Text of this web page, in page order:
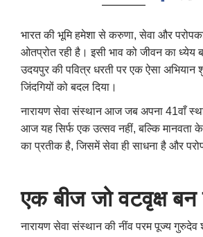
भारत की भूमि हमेशा से करुणा,सेवा और
ओतप्रोत रही है। इसी भाव को जीवन का ध्येय
उदयपुर की पवित्र धरती पर एक ऐसा
जिंदगियों को बदल दिया।
नारायण सेवा संस्थान आज जब अपना 41वाँ
आज यह सिर्फ एक उत्सव नहीं,बल्कि
का प्रतीक है,जिसमें सेवा ही साधना है और
एक बीज जो वटवृक्ष बन
नारायण सेवा संस्थान की नींव परम पूज्य गुरुदेव